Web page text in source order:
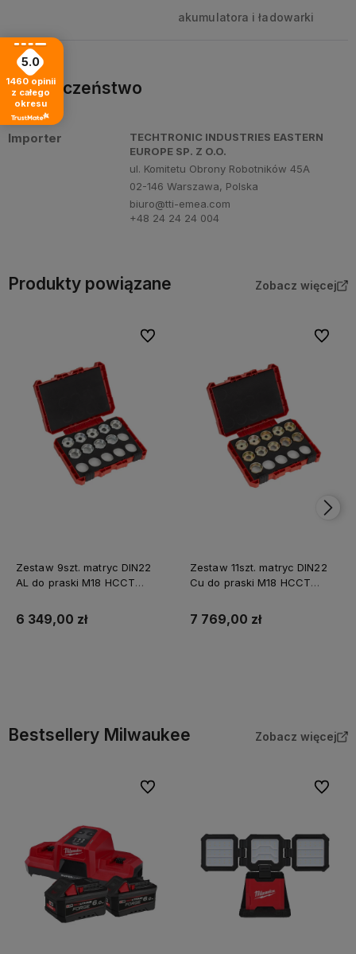
akumulatora i ładowarki
Bezpieczeństwo
Importer
TECHTRONIC INDUSTRIES EASTERN
EUROPE SP. Z O.O.
ul. Komitetu Obrony Robotników 45A
02-146 Warszawa, Polska
biuro@tti-emea.com
+48 24 24 24 004
Produkty powiązane Zobacz więcej
Zestaw 9szt. matryc DIN22
AL do praski M18 HCCT
6 349,00 zł
Do ulubionych
Zestaw 11szt. matryc DIN22
Cu do praski M18 HCCT
7 769,00 zł
Do
Bestsellery Milwaukee Zobacz więcej
Do ulubionych Do
5.0
1460 opinii
z całego
okresu